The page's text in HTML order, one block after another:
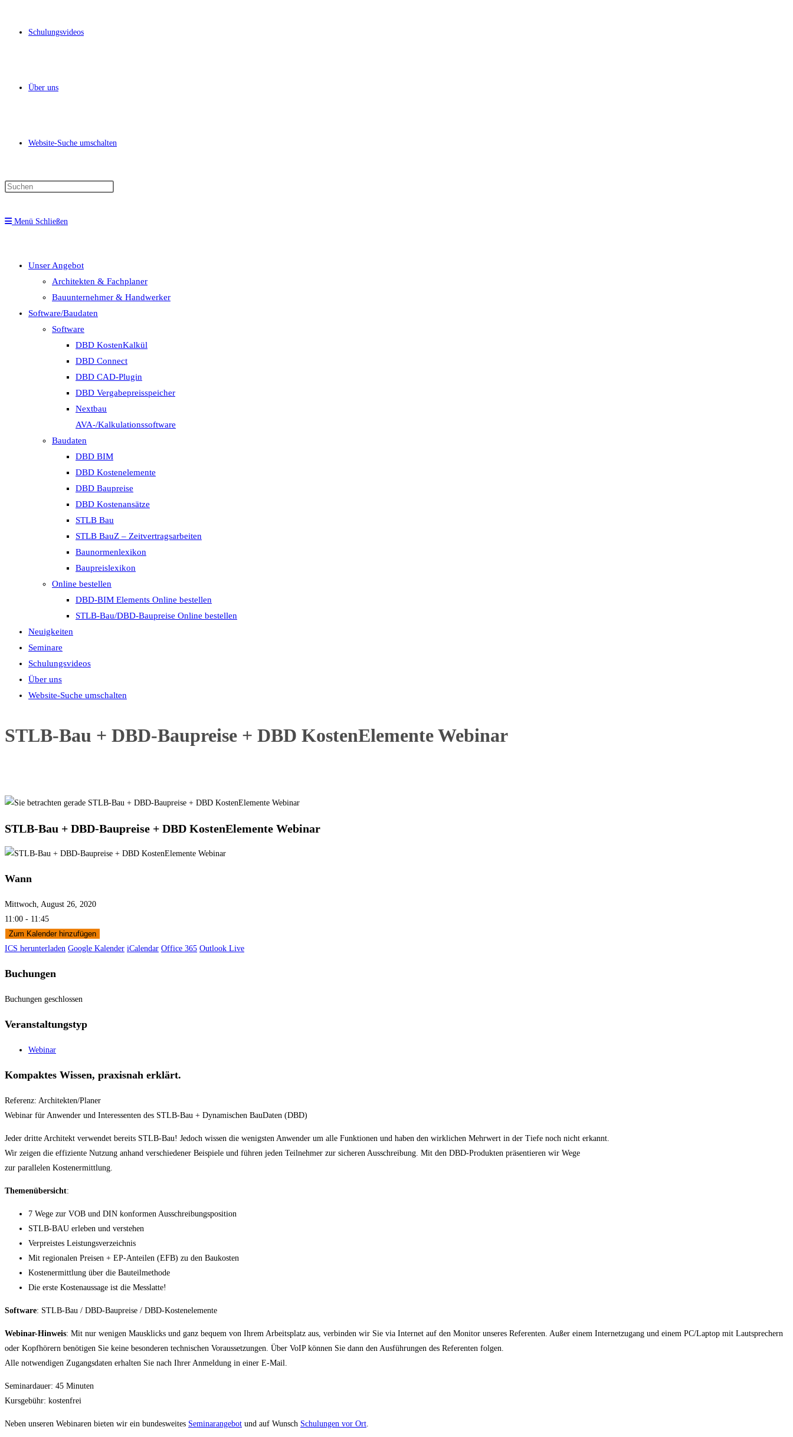
Schulungsvideos
Über uns
Website-Suche umschalten
Menü Schließen
Unser Angebot
Architekten & Fachplaner
Bauunternehmer & Handwerker
Software/Baudaten
Software
DBD KostenKalkül
DBD Connect
DBD CAD-Plugin
DBD Vergabepreisspeicher
Nextbau
AVA-/Kalkulationssoftware
Baudaten
DBD BIM
DBD Kostenelemente
DBD Baupreise
DBD Kostenansätze
STLB Bau
STLB BauZ – Zeitvertragsarbeiten
Baunormenlexikon
Baupreislexikon
Online bestellen
DBD-BIM Elements Online bestellen
STLB-Bau/DBD-Baupreise Online bestellen
Neuigkeiten
Seminare
Schulungsvideos
Über uns
Website-Suche umschalten
STLB-Bau + DBD-Baupreise + DBD KostenElemente Webinar
STLB-Bau + DBD-Baupreise + DBD KostenElemente Webinar
Wann
Mittwoch, August 26, 2020
11:00 - 11:45
Zum Kalender hinzufügen
ICS herunterladen Google Kalender iCalendar Office 365 Outlook Live
Buchungen
Buchungen geschlossen
Veranstaltungstyp
Webinar
Kompaktes Wissen, praxisnah erklärt.
Referenz: Architekten/Planer
Webinar für Anwender und Interessenten des STLB-Bau + Dynamischen BauDaten (DBD)
Jeder dritte Architekt verwendet bereits STLB-Bau! Jedoch wissen die wenigsten Anwender um alle Funktionen und haben den wirklichen Mehrwert in der Tiefe noch nicht erkannt.
Wir zeigen die effiziente Nutzung anhand verschiedener Beispiele und führen jeden Teilnehmer zur sicheren Ausschreibung. Mit den DBD-Produkten präsentieren wir Wege
zur parallelen Kostenermittlung.
Themenübersicht:
7 Wege zur VOB und DIN konformen Ausschreibungsposition
STLB-BAU erleben und verstehen
Verpreistes Leistungsverzeichnis
Mit regionalen Preisen + EP-Anteilen (EFB) zu den Baukosten
Kostenermittlung über die Bauteilmethode
Die erste Kostenaussage ist die Messlatte!
Software: STLB-Bau / DBD-Baupreise / DBD-Kostenelemente
Webinar-Hinweis: Mit nur wenigen Mausklicks und ganz bequem von Ihrem Arbeitsplatz aus, verbinden wir Sie via Internet auf den Monitor unseres Referenten. Außer einem Internetzugang und einem PC/Laptop mit Lautsprechern
oder Kopfhörern benötigen Sie keine besonderen technischen Voraussetzungen. Über VoIP können Sie dann den Ausführungen des Referenten folgen.
Alle notwendigen Zugangsdaten erhalten Sie nach Ihrer Anmeldung in einer E-Mail.
Seminardauer: 45 Minuten
Kursgebühr: kostenfrei
Neben unseren Webinaren bieten wir ein bundesweites Seminarangebot und auf Wunsch Schulungen vor Ort.